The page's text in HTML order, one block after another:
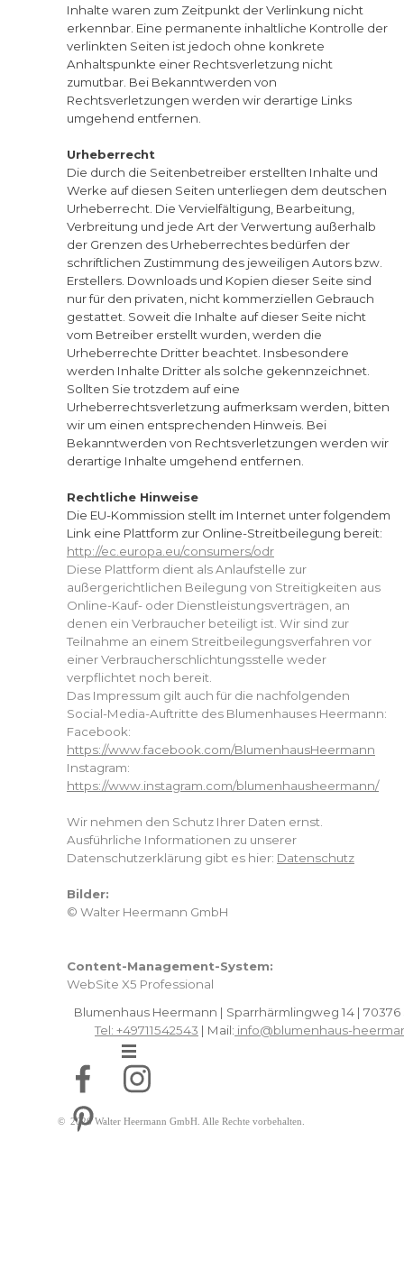
Inhalte waren zum Zeitpunkt der Verlinkung nicht
erkennbar. Eine permanente inhaltliche Kontrolle der
verlinkten Seiten ist jedoch ohne konkrete
Anhaltspunkte einer Rechtsverletzung nicht
zumutbar. Bei Bekanntwerden von
Rechtsverletzungen werden wir derartige Links
umgehend entfernen.
Urheberrecht
Die durch die Seitenbetreiber erstellten Inhalte und
Werke auf diesen Seiten unterliegen dem deutschen
Urheberrecht. Die Vervielfältigung, Bearbeitung,
Verbreitung und jede Art der Verwertung außerhalb
der Grenzen des Urheberrechtes bedürfen der
schriftlichen Zustimmung des jeweiligen Autors bzw.
Erstellers. Downloads und Kopien dieser Seite sind
nur für den privaten, nicht kommerziellen Gebrauch
gestattet. Soweit die Inhalte auf dieser Seite nicht
vom Betreiber erstellt wurden, werden die
Urheberrechte Dritter beachtet. Insbesondere
werden Inhalte Dritter als solche gekennzeichnet.
Sollten Sie trotzdem auf eine
Urheberrechtsverletzung aufmerksam werden, bitten
wir um einen entsprechenden Hinweis. Bei
Bekanntwerden von Rechtsverletzungen werden wir
derartige Inhalte umgehend entfernen.
Rechtliche Hinweise
Die EU-Kommission stellt im Internet unter folgendem
Link eine Plattform zur Online-Streitbeilegung bereit:
http://ec.europa.eu/consumers/odr
Diese Plattform dient als Anlaufstelle zur
außergerichtlichen Beilegung von Streitigkeiten aus
Online-Kauf- oder Dienstleistungsverträgen, an
denen ein Verbraucher beteiligt ist. Wir sind zur
Teilnahme an einem Streitbeilegungsverfahren vor
einer Verbraucherschlichtungsstelle weder
verpflichtet noch bereit.
Das Impressum gilt auch für die nachfolgenden
Social-Media-Auftritte des Blumenhauses Heermann:
Facebook:
https://www.facebook.com/BlumenhausHeermann
Instagram:
https://www.instagram.com/blumenhausheermann/
Wir nehmen den Schutz Ihrer Daten ernst.
Ausführliche Informationen zu unserer
Datenschutzerklärung gibt es hier: Datenschutz
Bilder:
© Walter Heermann GmbH
Content-Management-System:
WebSite X5 Professional
Blumenhaus Heermann | Sparrhärmlingweg 14 |
Tel: +49711542543 | Mail: info@blumenhaus-
Menü überspringen
© 2026 Walter Heermann GmbH. Alle Rechte vorbehalten.
Zurück zum Seiteninhalt